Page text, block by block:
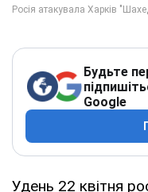
Будьте
Google
Удень 22 квітня